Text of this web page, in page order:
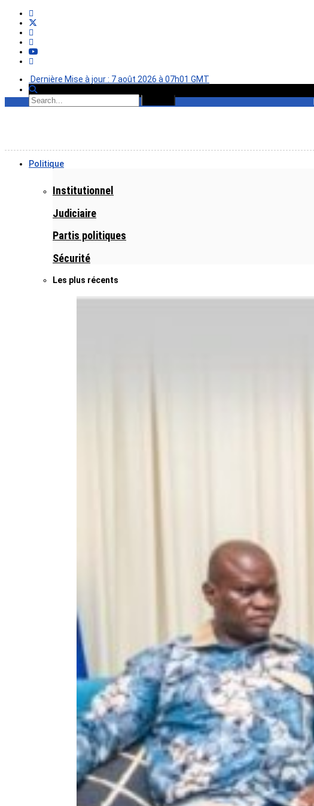
Dernière Mise à jour : 7 août 2026 à 07h01 GMT
Politique
Institutionnel
Judiciaire
Partis politiques
Sécurité
Les plus récents